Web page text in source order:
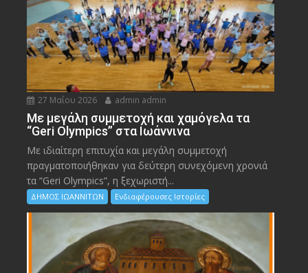
27 Μαΐου 2026 admin admin
Με μεγάλη συμμετοχή και χαμόγελα τα
“Geri Olympics” στα Ιωάννινα
Με ιδιαίτερη επιτυχία και μεγάλη συμμετοχή
πραγματοποιήθηκαν για δεύτερη συνεχόμενη χρονιά
τα “Geri Olympics”, η ξεχωριστή...
ΔΗΜΟΣ ΙΩΑΝΝΙΤΩΝ Ενδιαφέρουσες Ιστορίες